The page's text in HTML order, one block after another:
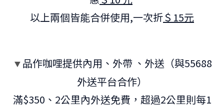
以上兩個皆能合併使用,一次折＄15元
▼ 品作咖哩提供內用、外帶 、外送（與55688
外送平台合作）
滿$350、2公里內外送免費，超過2公里則每1